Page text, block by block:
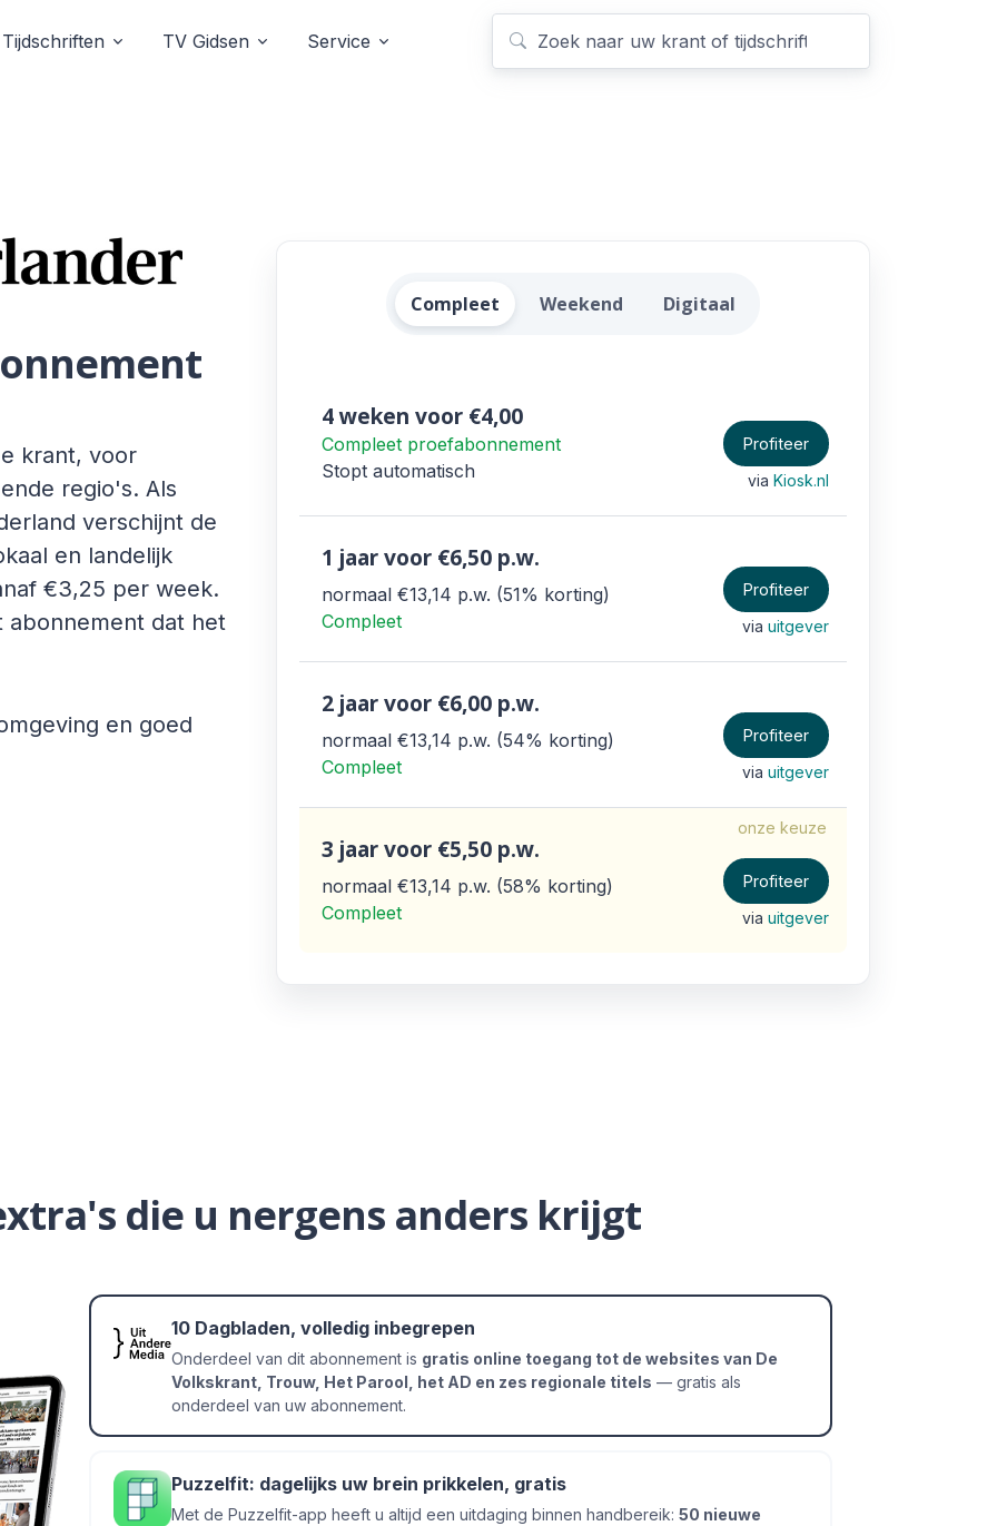
Tijdschriften TV Gidsen Service
krant, voor
regio's. Als
verschijnt de
en landelijk
€3,25 per week.
abonnement dat het
en goed
Alle De Gelderlander Aanbiedingen
Compleet Weekend Digitaal
4 weken voor €4,00
Compleet proefabonnement
Stopt automatisch
Profiteer
via Kiosk.nl
1 jaarvoor €6,50 p.w.
normaal €13,14 p.w. 51% korting
Compleet
Profiteer
via uitgever
2 jaarvoor €6,00 p.w.
normaal €13,14 p.w. 54% korting
Compleet
Profiteer
via uitgever
onze keuze
3 jaarvoor €5,50 p.w.
normaal €13,14 p.w. 58% korting
Compleet
Profiteer
via uitgever
die u nergens anders krijgt
10 Dagbladen, volledig inbegrepen
Onderdeel van dit abonnement is gratis online toegang tot de websites van De
Volkskrant, Trouw, Het Parool, het AD en zes regionale titels — gratis als
onderdeel van uw abonnement.
Puzzelfit: dagelijks uw brein prikkelen, gratis
Met de Puzzelfit-app heeft u altijd een uitdaging binnen handbereik: 50 nieuwe